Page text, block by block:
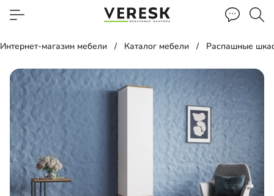
Интернет-магазин мебели Каталог мебели Распашные